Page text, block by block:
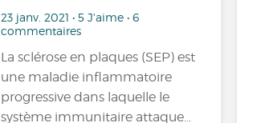
23 janv. 2021 • 5 J'aime • 6
commentaires
La sclérose en plaques (SEP) est
une maladie inflammatoire
progressive dans laquelle le
système immunitaire attaque…